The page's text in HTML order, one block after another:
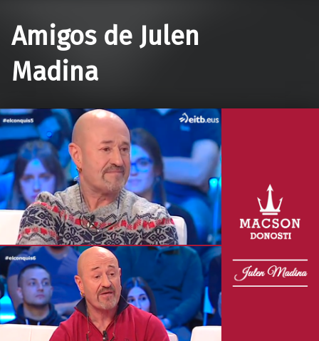
Amigos de Julen
Madina